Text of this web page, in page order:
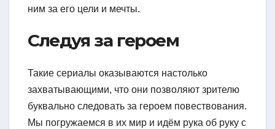
ним за его цели и мечты.
Следуя за героем
Такие сериалы оказываются настолько
захватывающими, что они позволяют зрителю
буквально следовать за героем повествования.
Мы погружаемся в их мир и идём рука об руку с